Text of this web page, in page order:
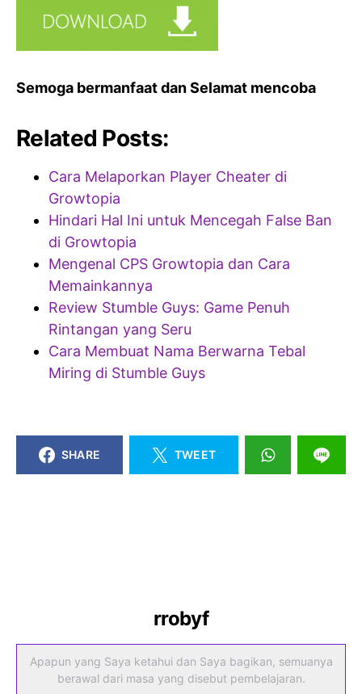
Semoga bermanfaat dan Selamat mencoba
Related Posts:
Cara Melaporkan Player Cheater di
Growtopia
Hindari Hal Ini untuk Mencegah False Ban
di Growtopia
Mengenal CPS Growtopia dan Cara
Memainkannya
Review Stumble Guys: Game Penuh
Rintangan yang Seru
Cara Membuat Nama Berwarna Tebal
Miring di Stumble Guys
SHARE TWEET
rrobyf
Apapun yang Saya ketahui dan Saya bagikan, semuanya
berawal dari masa yang disebut pembelajaran.